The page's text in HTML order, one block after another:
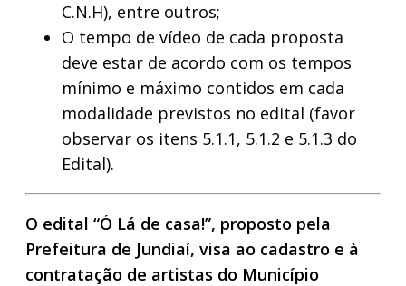
C.N.H), entre outros;
O tempo de vídeo de cada proposta
deve estar de acordo com os tempos
mínimo e máximo contidos em cada
modalidade previstos no edital (favor
observar os itens 5.1.1, 5.1.2 e 5.1.3 do
Edital).
O edital “Ó Lá de casa!”, proposto pela
Prefeitura de Jundiaí, visa ao cadastro e à
contratação de artistas do Município